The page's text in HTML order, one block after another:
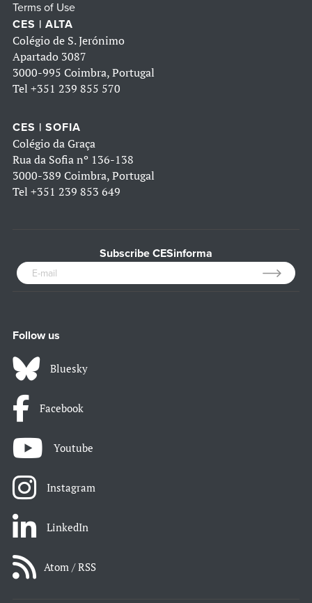
Terms of Use
CES | ALTA
Colégio de S. Jerónimo
Apartado 3087
3000-995 Coimbra, Portugal
Tel +351 239 855 570
CES | SOFIA
Colégio da Graça
Rua da Sofia nº 136-138
3000-389 Coimbra, Portugal
Tel +351 239 853 649
Subscribe CESinforma
Follow us
Bluesky
Facebook
Youtube
Instagram
LinkedIn
Atom / RSS